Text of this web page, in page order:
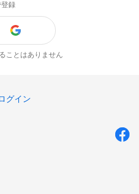
録
ことはありません
グイン